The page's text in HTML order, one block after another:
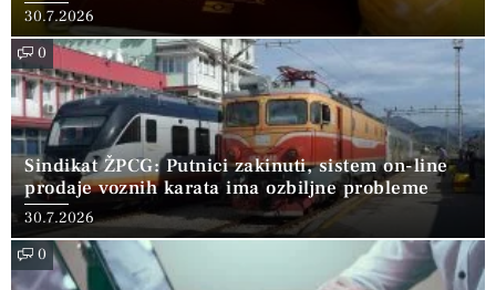
30.7.2026
0
Sindikat ŽPCG: Putnici zakinuti, sistem on-line
prodaje voznih karata ima ozbiljne probleme
30.7.2026
0